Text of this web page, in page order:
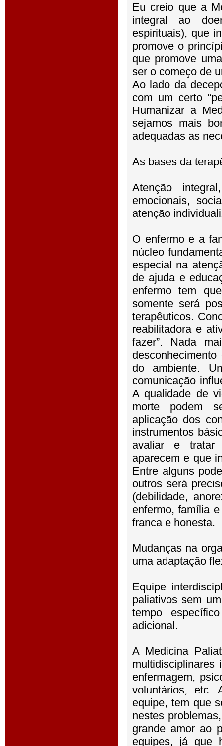
Eu creio que a
integral ao
espirituais), que
promove o
que promove
ser o começo de
Ao lado da
com um certo
Humanizar a
sejamos mais
adequadas as
As bases da
Atenção
emocionais,
atenção
O enfermo e a
núcleo
especial na
de ajuda e
enfermo tem
somente será
terapêuticos.
reabilitadora e
fazer”. Nada
do ambiente.
comunicação
A qualidade de
morte podem
aplicação dos
instrumentos
avaliar e tratar
aparecem e que
Entre alguns
outros será
(debilidade,
enfermo, família
franca e honesta.
Mudanças na
uma adaptação
Equipe
paliativos sem
tempo
adicional.
A Medicina
multidisciplinares
enfermagem,
voluntários, etc.
equipe, tem que
nestes
grande amor ao
equipes, já que